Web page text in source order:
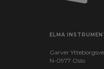
ELMA
Garver
N-0977 Oslo